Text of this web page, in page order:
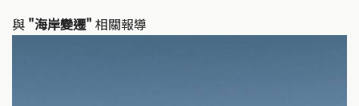
與 "海岸變遷" 相關報導